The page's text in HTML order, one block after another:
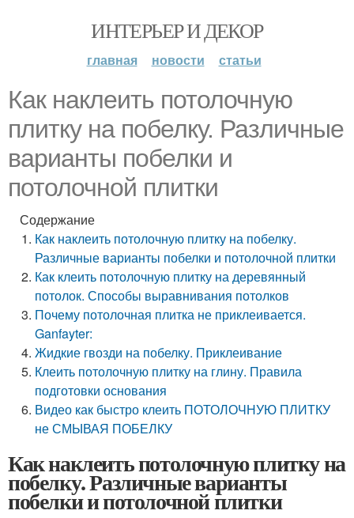
ИНТЕРЬЕР И ДЕКОР
главная новости статьи
Как наклеить потолочную
плитку на побелку. Различные
варианты побелки и
потолочной плитки
Содержание
Как наклеить потолочную плитку на побелку.
Различные варианты побелки и потолочной плитки
Как клеить потолочную плитку на деревянный
потолок. Способы выравнивания потолков
Почему потолочная плитка не приклеивается.
Ganfayter:
Жидкие гвозди на побелку. Приклеивание
Клеить потолочную плитку на глину. Правила
подготовки основания
Видео как быстро клеить ПОТОЛОЧНУЮ ПЛИТКУ
не СМЫВАЯ ПОБЕЛКУ
Как наклеить потолочную плитку на
побелку. Различные варианты
побелки и потолочной плитки